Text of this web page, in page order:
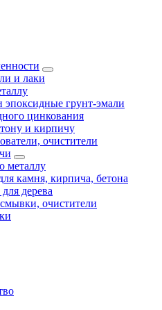
и лаки
грунт-эмали
цинкования
и кирпичу
очистители
металлу
камня, кирпича, бетона
дерева
очистители